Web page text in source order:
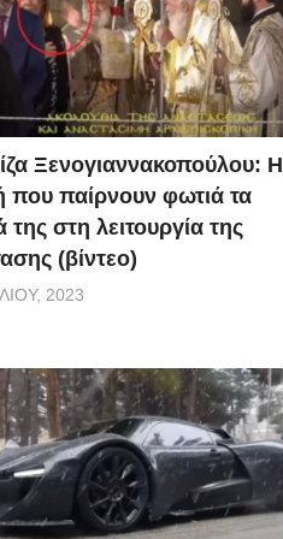
Ξενογιαννακοπούλου: Η
που παίρνουν φωτιά τα
της στη λειτουργία της
(βίντεο)
2023